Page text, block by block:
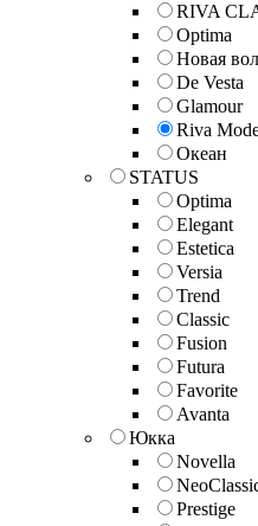
RIVA
Optima
Новая
De Vesta
Glamour
Riva
Океан
STATUS
Optima
Elegant
Estetica
Versia
Trend
Classic
Fusion
Futura
Favorite
Avanta
Юкка
Novella
Prestige